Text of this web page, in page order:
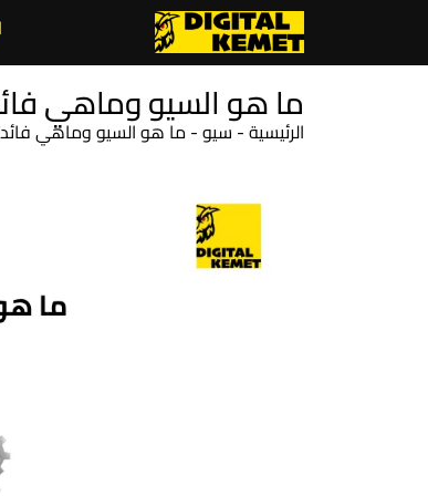
ما هو السيو وماهي
الرئيسية-سيو- ما هو السيو وماهي فائدته